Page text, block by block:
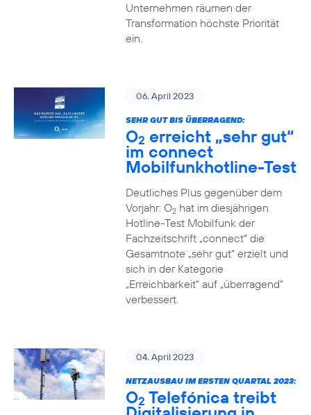
Unternehmen räumen der
Transformation höchste Priorität
ein.
06. April 2023
SEHR GUT BIS ÜBERRAGEND:
O2 erreicht „sehr gut“
im connect
Mobilfunkhotline-Test
Deutliches Plus gegenüber dem
Vorjahr: O2hat im diesjährigen
Hotline-Test Mobilfunk der
Fachzeitschrift „connect“ die
Gesamtnote „sehr gut“ erzielt und
sich in der Kategorie
„Erreichbarkeit“ auf „überragend“
verbessert.
04. April 2023
NETZAUSBAU IM ERSTEN QUARTAL 2023:
O2 Telefónica treibt